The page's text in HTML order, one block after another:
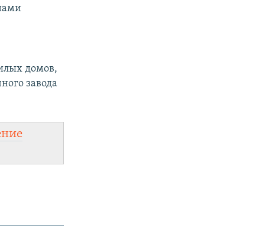
домов,
завода